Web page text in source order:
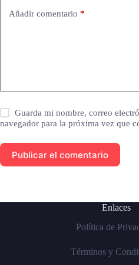
Añadir comentario *
Guarda mi nombre, correo
navegador para la próxima vez que
Publicar el comentario
Enlaces
Política de
Términos y